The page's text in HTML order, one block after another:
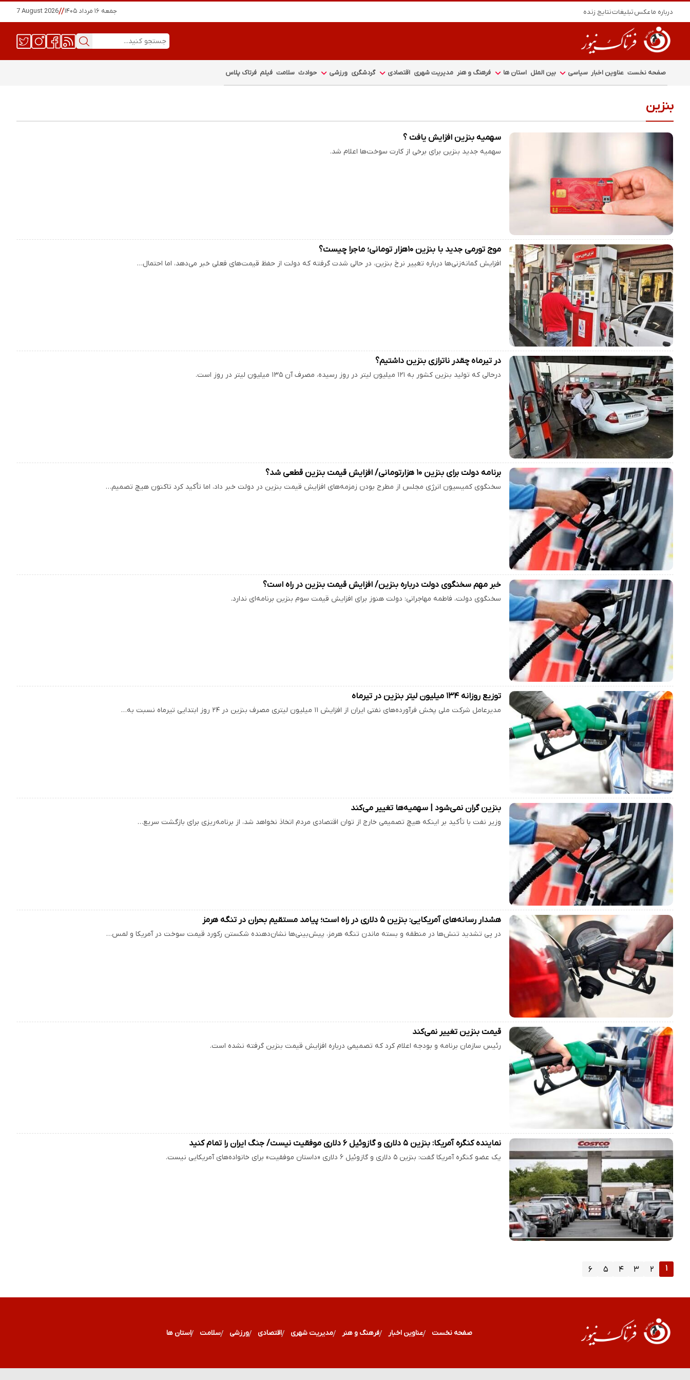
درباره ماعکستبلیغاتنتایج زنده جمعه ۱۶ مرداد ۱۴۰۵ //
7 August 2026
صفحه نخست عناوین اخبار سیاسی بین الملل استان ها فرهنگ و هنر مدیریت شهری اقتصادی گردشگری ورزشی حوادث سلامت فیلم فرتاک پلاس
بنزین
سهمیه بنزین افزایش یافت ؟
سهمیه جدید بنزین برای برخی از کارت سوخت‌ها اعلام شد.
موج تورمی جدید با بنزین ۱۰هزار تومانی؛ ماجرا چیست؟
افزایش گمانه‌زنی‌ها درباره تغییر نرخ بنزین، در حالی شدت گرفته که دولت از حفظ قیمت‌های فعلی خبر می‌دهد، اما احتمال…
در تیرماه چقدر ناترازی بنزین داشتیم؟
درحالی که تولید بنزین کشور به ۱۲۱ میلیون لیتر در روز رسیده، مصرف آن ۱۳۵ میلیون لیتر در روز است.
برنامه دولت برای بنزین ۱۰ هزارتومانی/ افزایش قیمت بنزین قطعی شد؟
سخنگوی کمیسیون انرژی مجلس از مطرح بودن زمزمه‌های افزایش قیمت بنزین در دولت خبر داد، اما تأکید کرد تاکنون هیچ تصمیم…
خبر مهم سخنگوی دولت درباره بنزین/ افزایش قیمت بنزین در راه است؟
سخنگوی دولت، فاطمه مهاجرانی: دولت هنوز برای افزایش قیمت سوم بنزین برنامه‌ای ندارد.
توزیع روزانه ۱۳۴ میلیون لیتر بنزین در تیرماه
مدیرعامل شرکت ملی پخش فرآورده‌های نفتی ایران از افزایش ۱۱ میلیون لیتری مصرف بنزین در ۲۴ روز ابتدایی تیرماه نسبت به…
بنزین گران نمی‌شود | سهمیه‌ها تغییر می‌کند
وزیر نفت با تأکید بر اینکه هیچ تصمیمی خارج از توان اقتصادی مردم اتخاذ نخواهد شد، از برنامه‌ریزی برای بازگشت سریع…
هشدار رسانه‌های آمریکایی: بنزین ۵ دلاری در راه است؛ پیامد مستقیم بحران در تنگه هرمز
در پی تشدید تنش‌ها در منطقه و بسته ماندن تنگه هرمز، پیش‌بینی‌ها نشان‌دهنده شکستن رکورد قیمت سوخت در آمریکا و لمس…
قیمت بنزین تغییر نمی‌کند
رئیس سازمان برنامه و بودجه اعلام کرد که تصمیمی درباره افزایش قیمت بنزین گرفته نشده است.
نماینده کنگره آمریکا: بنزین ۵ دلاری و گازوئیل ۶ دلاری موفقیت نیست/ جنگ ایران را تمام کنید
یک عضو کنگره آمریکا گفت: بنزین ۵ دلاری و گازوئیل ۶ دلاری «داستان موفقیت» برای خانواده‌های آمریکایی نیست.
۱ ۲ ۳ ۴ ۵ ۶
صفحه نخست عناوین اخبار فرهنگ و هنر مدیریت شهری اقتصادی ورزشی سلامت استان ها